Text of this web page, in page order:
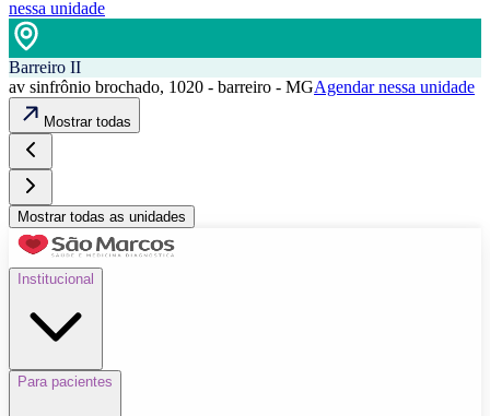
nessa unidade
Barreiro II
av sinfrônio brochado, 1020 - barreiro - MGAgendar nessa unidade
Mostrar todas
Mostrar todas as unidades
Institucional
Para pacientes